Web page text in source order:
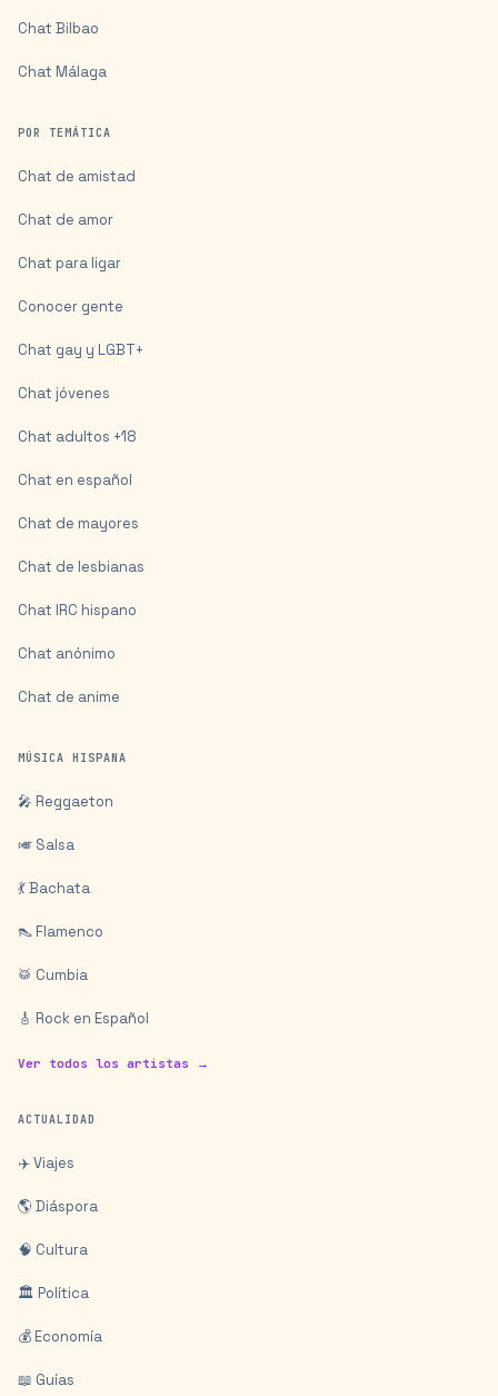
Chat Bilbao
Chat Málaga
POR TEMÁTICA
Chat de amistad
Chat de amor
Chat para ligar
Conocer gente
Chat gay y LGBT+
Chat jóvenes
Chat adultos +18
Chat en español
Chat de mayores
Chat de lesbianas
Chat IRC hispano
Chat anónimo
Chat de anime
MÚSICA HISPANA
🎤 Reggaeton
🎺 Salsa
💃 Bachata
👠 Flamenco
🥁 Cumbia
🎸 Rock en Español
Ver todos los artistas →
ACTUALIDAD
✈️ Viajes
🌎 Diáspora
🧠 Cultura
🏛️ Política
💰 Economía
📖 Guías